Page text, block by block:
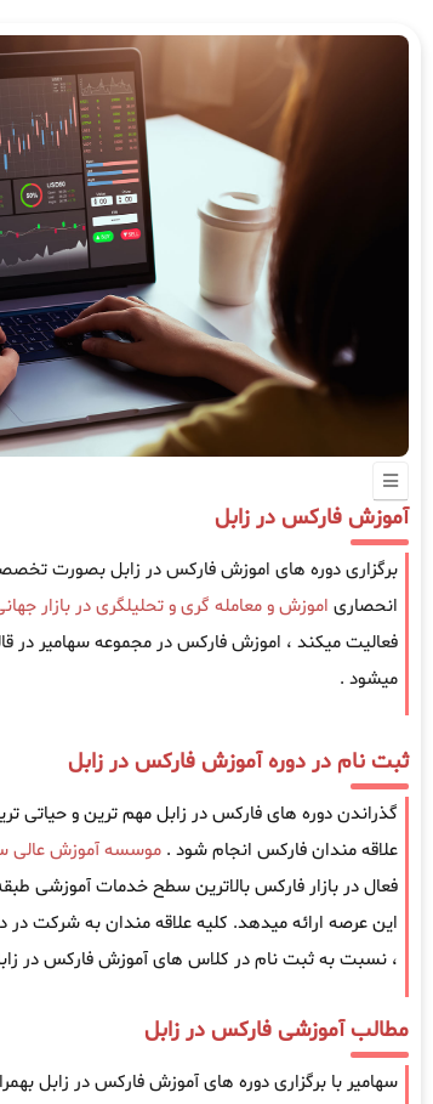
آموزش فارکس در زابل
برگزاری دوره های اموزش فارکس در زابل بصورت
انحصاری اموزش و معامله گری و تحلیلگری در بازار
فعالیت میکند ، اموزش فارکس در مجموعه سهامیر در
میشود .
ثبت نام در دوره آموزش فارکس در زابل
گذراندن دوره های فارکس در زابل مهم ترین و حیاتی
علاقه مندان فارکس انجام شود . موسسه آموزش عالی
فعال در بازار فارکس بالاترین سطح خدمات آموزشی
این عرصه ارائه میدهد. کلیه علاقه مندان به شرکت در
، نسبت به ثبت نام در کلاس های آموزش فارکس در
مطالب آموزشی فارکس در زابل
سهامیر با برگزاری دوره های آموزش فارکس در زابل